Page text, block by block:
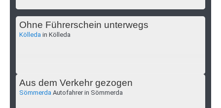
Ohne Führerschein unterwegs
Kölleda in Kölleda
Aus dem Verkehr gezogen
Sömmerda Autofahrer in Sömmerda